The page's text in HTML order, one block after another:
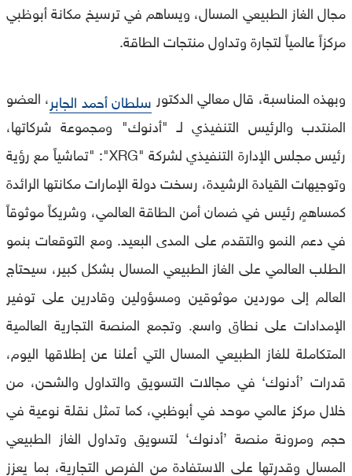
مجال الغاز الطبيعي المسال، ويساهم في ترسيخ مكانة أبوظبي
مركزاً عالمياً لتجارة وتداول منتجات الطاقة.
وبهذه المناسبة، قال معالي الدكتور سلطان أحمد الجابر، العضو
المنتدب والرئيس التنفيذي لـ "أدنوك" ومجموعة شركاتها،
رئيس مجلس الإدارة التنفيذي لشركة "XRG": "تماشياً مع رؤية
وتوجيهات القيادة الرشيدة، رسخت دولة الإمارات مكانتها الرائدة
كمساهمٍ رئيس في ضمان أمن الطاقة العالمي، وشريكاً موثوقاً
في دعم النمو والتقدم على المدى البعيد. ومع التوقعات بنمو
الطلب العالمي على الغاز الطبيعي المسال بشكل كبير، سيحتاج
العالم إلى موردين موثوقين ومسؤولين وقادرين على توفير
الإمدادات على نطاق واسع. وتجمع المنصة التجارية العالمية
المتكاملة للغاز الطبيعي المسال التي أعلنا عن إطلاقها اليوم،
قدرات ’أدنوك‘ في مجالات التسويق والتداول والشحن، من
خلال مركز عالمي موحد في أبوظبي، كما تمثل نقلة نوعية في
حجم ومرونة منصة ’أدنوك‘ لتسويق وتداول الغاز الطبيعي
المسال وقدرتها على الاستفادة من الفرص التجارية، بما يعزز